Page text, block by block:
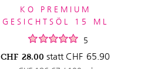
KO PREMIUM
GESICHTSÖL 15 ML
5
CHF 28.00 statt CHF 65.90